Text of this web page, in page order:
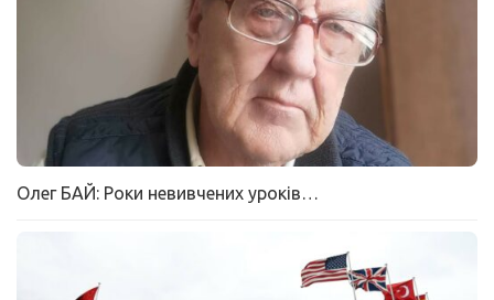
Олег БАЙ: Роки невивчених уроків…